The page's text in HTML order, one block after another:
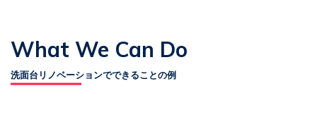
What We Can Do
洗面台リノベーションでできることの例